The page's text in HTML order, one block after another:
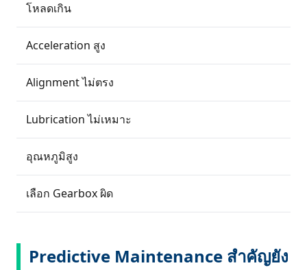
โหลดเกิน
Acceleration สูง
Alignment ไม่ตรง
Lubrication ไม่เหมาะ
อุณหภูมิสูง
เลือก Gearbox ผิด
Predictive Maintenance สำคัญยัง